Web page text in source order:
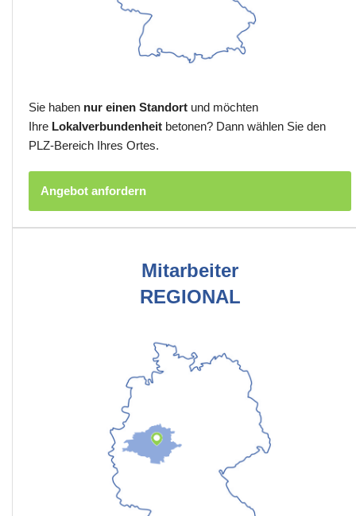
Sie haben nur einen Standort und möchten
Ihre Lokalverbundenheit betonen? Dann wählen Sie den
PLZ-Bereich Ihres Ortes.
Angebot anfordern
Mitarbeiter
REGIONAL